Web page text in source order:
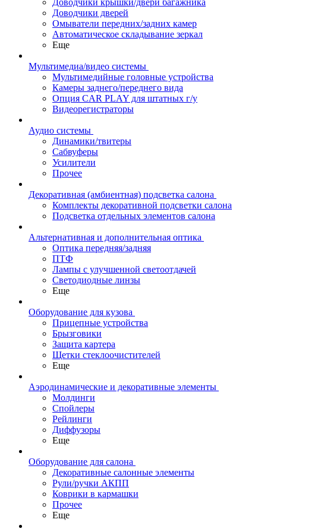
Доводчики крышки/двери багажника
Доводчики дверей
Омыватели передних/задних камер
Автоматическое складывание зеркал
Еще
Мультимедиа/видео системы
Мультимедийные головные устройства
Камеры заднего/переднего вида
Опция CAR PLAY для штатных г/у
Видеорегистраторы
Аудио системы
Динамики/твитеры
Сабвуферы
Усилители
Прочее
Декоративная (амбиентная) подсветка салона
Комплекты декоративной подсветки салона
Подсветка отдельных элементов салона
Альтернативная и дополнительная оптика
Оптика передняя/задняя
ПТФ
Лампы с улучшенной светоотдачей
Светодиодные линзы
Еще
Оборудование для кузова
Прицепные устройства
Брызговики
Защита картера
Щетки стеклоочистителей
Еще
Аэродинамические и декоративные элементы
Молдинги
Спойлеры
Рейлинги
Диффузоры
Еще
Оборудование для салона
Декоративные салонные элементы
Рули/ручки АКПП
Коврики в кармашки
Прочее
Еще